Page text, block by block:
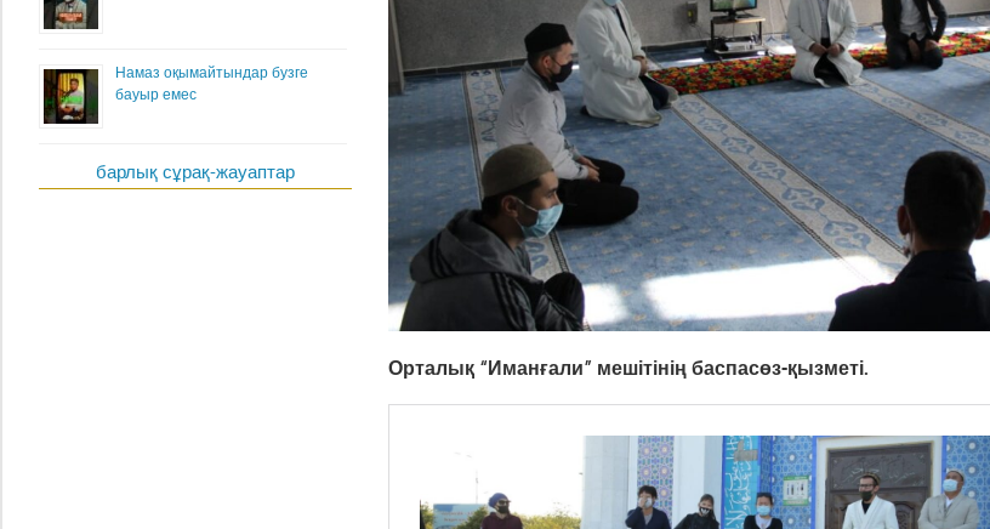
Орталық “Иманғали” мешітінің баспасөз-қызметі.
Намаз оқымайтындар бузге
бауыр емес
барлық сұрақ-жауаптар